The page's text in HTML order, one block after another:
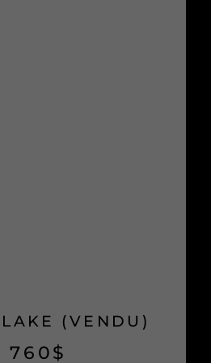
(VENDU)
760$